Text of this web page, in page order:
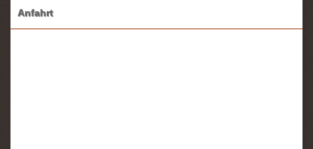
Anfahrt